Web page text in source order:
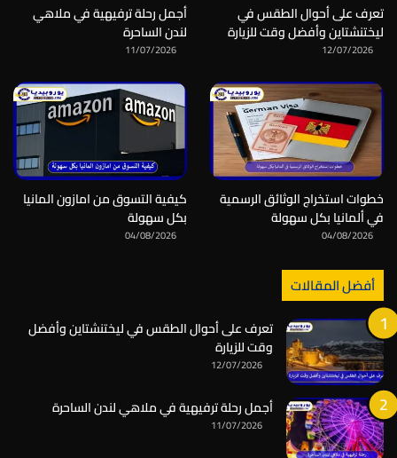
تعرف على أحوال الطقس في
ليختنشتاين وأفضل وقت للزيارة
12/07/2026
أجمل رحلة ترفيهية في ملاهي
لندن الساحرة
11/07/2026
خطوات استخراج الوثائق الرسمية
في ألمانيا بكل سهولة
04/08/2026
كيفية التسوق من امازون المانيا
بكل سهولة
04/08/2026
أفضل المقالات
تعرف على أحوال الطقس في ليختنشتاين وأفضل
وقت للزيارة
12/07/2026
أجمل رحلة ترفيهية في ملاهي لندن الساحرة
11/07/2026